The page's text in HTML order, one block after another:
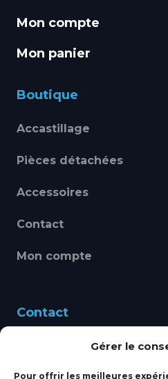
Gérer le
Pour offrir les meilleures
Mon compte
Mon panier
Boutique
Accastillage
Pièces détachées
Accessoires
Contact
Mon compte
Contact
460 Avenue Alain